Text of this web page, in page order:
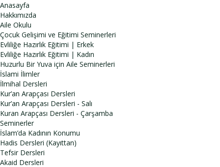
Anasayfa
Hakkımızda
Aile Okulu
Çocuk Gelişimi ve Eğitimi Seminerleri
Evliliğe Hazırlık Eğitimi | Erkek
Evliliğe Hazırlık Eğitimi | Kadın
Huzurlu Bir Yuva için Aile Seminerleri
İslami İlimler
İlmihal Dersleri
Kur’an Arapçası Dersleri
Kur’an Arapçası Dersleri - Salı
Kuran Arapçası Dersleri - Çarşamba
Seminerler
İslam’da Kadının Konumu
Hadis Dersleri (Kayıttan)
Tefsir Dersleri
Akaid Dersleri